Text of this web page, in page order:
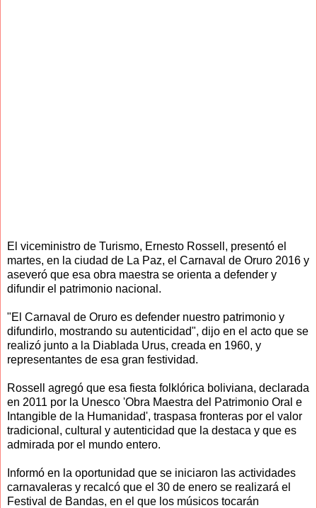
El viceministro de Turismo, Ernesto Rossell, presentó el
martes, en la ciudad de La Paz, el Carnaval de Oruro 2016 y
aseveró que esa obra maestra se orienta a defender y
difundir el patrimonio nacional.
"El Carnaval de Oruro es defender nuestro patrimonio y
difundirlo, mostrando su autenticidad", dijo en el acto que se
realizó junto a la Diablada Urus, creada en 1960, y
representantes de esa gran festividad.
Rossell agregó que esa fiesta folklórica boliviana, declarada
en 2011 por la Unesco 'Obra Maestra del Patrimonio Oral e
Intangible de la Humanidad', traspasa fronteras por el valor
tradicional, cultural y autenticidad que la destaca y que es
admirada por el mundo entero.
Informó en la oportunidad que se iniciaron las actividades
carnavaleras y recalcó que el 30 de enero se realizará el
Festival de Bandas, en el que los músicos tocarán